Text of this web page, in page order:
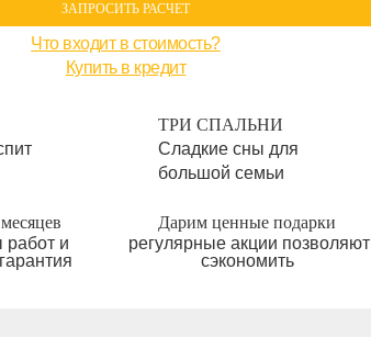
ЗАПРОСИТЬ РАСЧЕТ
Что входит в стоимость?
Купить в кредит
ТРИ СПАЛЬНИ
Сладкие сны для
большой семьи
работ и
Дарим ценные подарки
регулярные акции позволяют
сэкономить